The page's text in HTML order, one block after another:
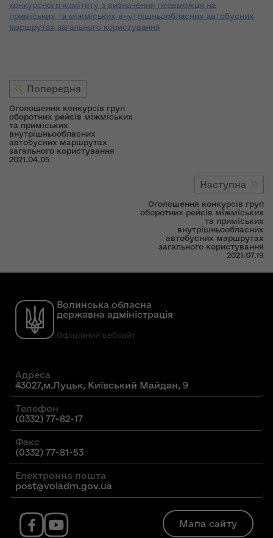
конкурсного комітету з визначення переможця на
приміських та міжміських внутрішньообласних автобусних
маршрутах загального користування
Попередня
Оголошення конкурсів груп
оборотних рейсів міжміських
та приміських
внутрішньообласних
автобусних маршрутах
загального користування
2021.04.05
Наступна
Оголошення конкурсів груп
оборотних рейсів міжміських
та приміських
внутрішньообласних
автобусних маршрутах
загального користування
2021.07.19
Волинська обласна
державна адміністрація
Офіційний вебсайт
Адреса
43027,м.Луцьк, Київський Майдан, 9
Телефон
(0332) 77-82-17
Факс
(0332) 77-81-53
Електронна пошта
post@voladm.gov.ua
Мапа сайту